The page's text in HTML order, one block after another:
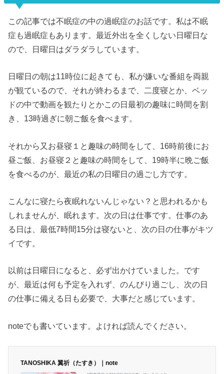
この記事では不眠症の中の過眠症のお話です。私は不眠
症も過眠症もあります。最近外出を全くしない日曜日な
ので、日曜日はダラダラしています。
日曜日の朝は11時位に起きても、私が嫌いな番組を両親
が観ているので、それが終わるまで、二度寝とか、ベッ
ドの中で動画を観たりとかこの日最初の趣味に時間を割
き、13時過ぎに朝ご飯を食べます。
それから又お昼寝１と趣味の時間をして、16時前後にお
昼ご飯、お昼寝２と趣味の時間をして、19時半に晩ご飯
を食べるのが、最近の私の日曜日の過ごし方です。
こんなに寝たら夜眠れないんじゃない？と思われるかも
しれませんが、眠れます。次の日は仕事です。仕事のあ
る日は、最低7時間15分は寝ないと、次の日の仕事がキツ
イです。
以前は日曜日になると、必ず出かけていました。です
が、最近は何も予定を入れず、のんびり過ごし、次の日
の仕事に備える日も必要で、大事だと感じています。
noteでも書いています。よければ読んでください。
TANOSHIKA 翼祈（たすき）｜note